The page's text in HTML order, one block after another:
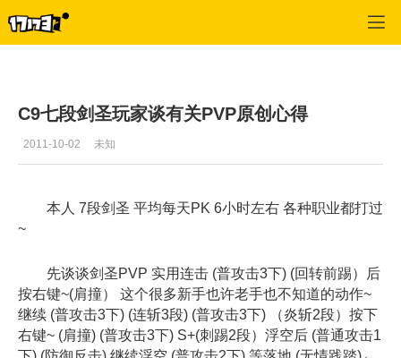
C9七段剑圣玩家谈有关PVP原创心得
2011-10-02 未知
本人 7段剑圣 平均每天PK 6小时左右 各种职业都打过
~
先谈谈剑圣PVP 实用连击 (普攻击3下) (回转前踢）后
按右键~(肩撞） 这个很多新手也许老手也不知道的动作~
继续 (普攻击3下) (连斩3段) (普攻击3下) （炎斩2段）按下
右键~ (肩撞) (普攻击3下) S+(刺踢2段）浮空后 (普通攻击1